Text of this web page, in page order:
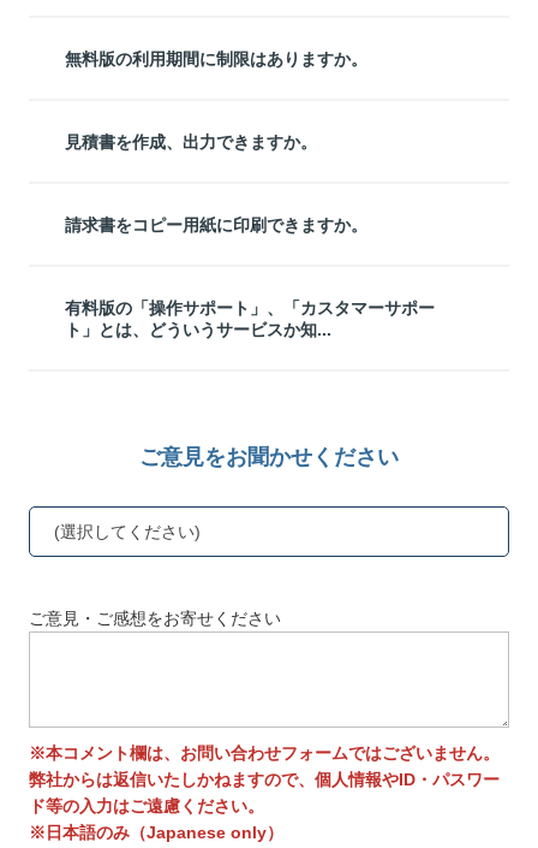
無料版の利用期間に制限はありますか。
見積書を作成、出力できますか。
請求書をコピー用紙に印刷できますか。
有料版の「操作サポート」、「カスタマーサポー
ト」とは、どういうサービスか知...
ご意見をお聞かせください
(選択してください)
ご意見・ご感想をお寄せください
※本コメント欄は、お問い合わせフォームではございません。
弊社からは返信いたしかねますので、個人情報やID・パスワー
ド等の入力はご遠慮ください。
※日本語のみ（Japanese only）